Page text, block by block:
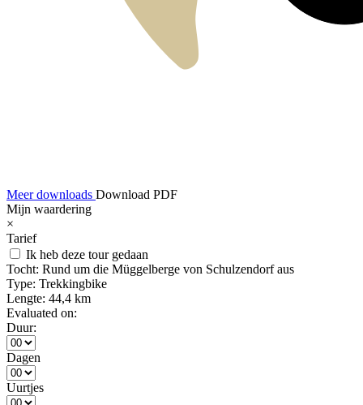
Meer downloads Download PDF
Mijn waardering
×
Tarief
Ik heb deze tour gedaan
Tocht: Rund um die Müggelberge von Schulzendorf aus
Type: Trekkingbike
Lengte: 44,4 km
Evaluated on:
Duur:
Dagen
Uurtjes